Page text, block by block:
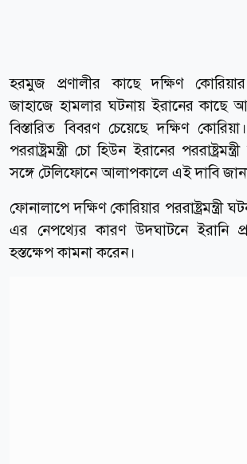
হরমুজ প্রণালীর কাছে দক্ষিণ
জাহাজে হামলার ঘটনায় ইরানের কাছে
বিস্তারিত বিবরণ চেয়েছে দক্ষিণ
পররাষ্ট্রমন্ত্রী চো হিউন ইরানের
সঙ্গে টেলিফোনে আলাপকালে এই দাবি
ফোনালাপে দক্ষিণ কোরিয়ার পররাষ্ট্রমন্ত্রী
এর নেপথ্যের কারণ উদঘাটনে ইরানি
হস্তক্ষেপ কামনা করেন।